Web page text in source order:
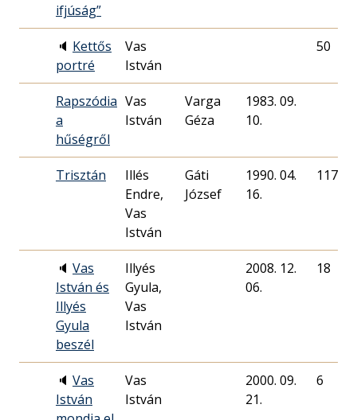
ifjúság”
🔈 Kettős
portré
Vas
István
50
Rapszódia
a
hűségről
Vas
István
Varga
Géza
1983. 09.
10.
Trisztán
Illés
Endre,
Vas
István
Gáti
József
1990. 04.
16.
117
🔈 Vas
István és
Illyés
Gyula
beszél
Illyés
Gyula,
Vas
István
2008. 12.
06.
18
🔈 Vas
István
Vas
István
2000. 09.
21.
6